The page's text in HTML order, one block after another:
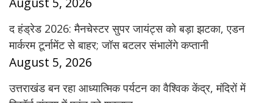
द हंड्रेड 2026: मैनचेस्टर सुपर जायंट्स को बड़ा झटका, एडन
मार्करम टूर्नामेंट से बाहर; जॉस बटलर संभालेंगे कप्तानी
August 5, 2026
उत्तराखंड बन रहा आध्यात्मिक पर्यटन का वैश्विक केंद्र, मंदिरों में